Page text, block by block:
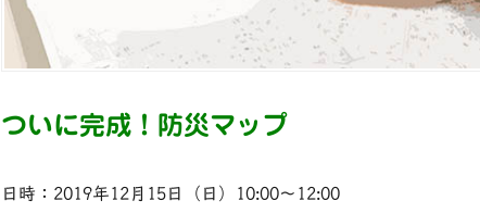
ついに完成！防災マップ
日時：2019年12月15日（日）10:00〜12:00